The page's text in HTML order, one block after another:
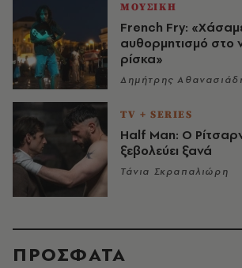
ΜΟΥΣΙΚΗ
French Fry:
αυθορμητισμό στο
ρίσκα»
Δημήτρης
TV + SERIES
Half Man: Ο
ξεβολεύει ξανά
Τάνια Σκραπαλιώρη
ΠΡΟΣΦΑΤΑ